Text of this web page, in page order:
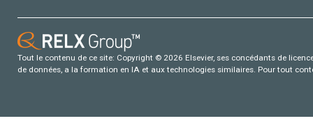
Tout le contenu de ce site: Copyright © 2026 Elsevier, ses concédants de
de données, a la formation en IA et aux technologies similaires. Pour tout